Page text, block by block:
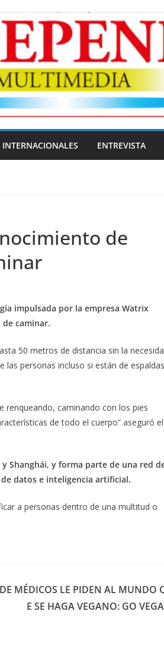
INTERNACIONALES ENTREVISTA
de
impulsada por la empresa Watrix
caminar.
50 metros de distancia sin la
personas incluso si están de
renqueando, caminando con los pies
de todo el cuerpo” aseguró el
y Shanghái, y forma parte de una red
datos e inteligencia artificial.
a personas dentro de una multitud o
MÉDICOS LE PIDEN AL MUNDO
E SE HAGA VEGANO: GO